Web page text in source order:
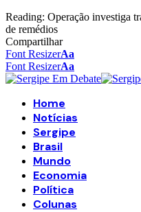
Reading: Operação investiga
de remédios
Compartilhar
Font ResizerAa
Font ResizerAa
Home
Notícias
Sergipe
Brasil
Mundo
Economia
Política
Colunas